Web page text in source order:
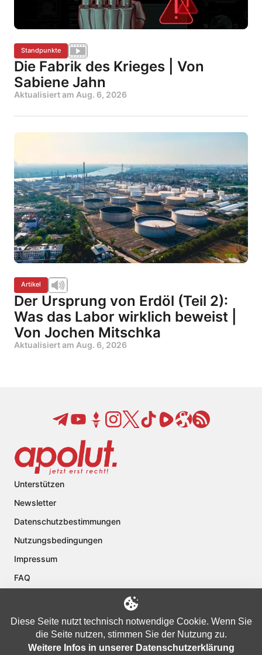
Standpunkte
Die Fabrik des Krieges | Von
Sabiene Jahn
Aktualisiert am Aug. 6, 2026
Artikel
Der Ursprung von Erdöl (Teil 2):
Was das Labor wirklich beweist |
Von Jochen Mitschka
Aktualisiert am Aug. 6, 2026
Unterstützen
Newsletter
Datenschutzbestimmungen
Nutzungsbedingungen
Impressum
FAQ
Diese Seite nutzt technisch notwendige Cookie. Wenn Sie
die Seite nutzen, stimmen Sie der Nutzung zu.
Weitere Infos in unserer Datenschutzerklärung